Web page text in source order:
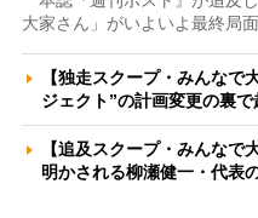
大家さん」がいよいよ最終局
【独走スクープ・みんなで
ジェクト”の計画変更の裏
【追及スクープ・みんなで
明かされる柳瀬健一・代表